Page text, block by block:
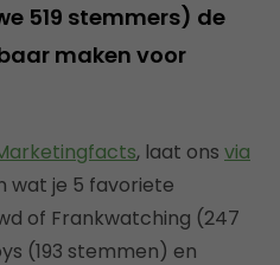
519 stemmers) de
maken voor
, laat ons via
wat je 5 favoriete
of Frankwatching (247
(193 stemmen) en